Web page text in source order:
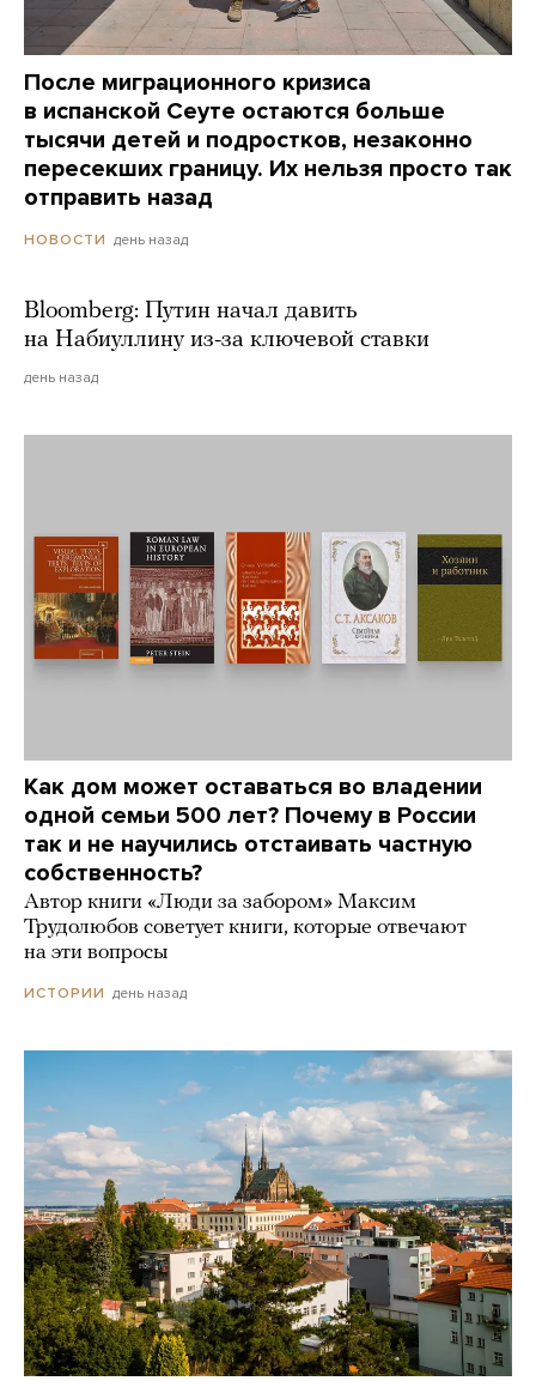
После миграционного кризиса
в испанской Сеуте остаются больше
тысячи детей и подростков, незаконно
пересекших границу. Их нельзя просто так
отправить назад
НОВОСТИ день назад
Bloomberg: Путин начал давить
на Набиуллину из-за ключевой ставки
день назад
Как дом может оставаться во владении
одной семьи 500 лет? Почему в России
так и не научились отстаивать частную
собственность?
Автор книги «Люди за забором» Максим
Трудолюбов советует книги, которые отвечают
на эти вопросы
ИСТОРИИ день назад